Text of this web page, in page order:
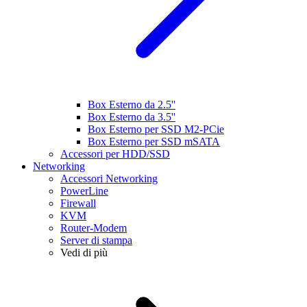
Box Esterno da 2.5''
Box Esterno da 3.5''
Box Esterno per SSD M2-PCie
Box Esterno per SSD mSATA
Accessori per HDD/SSD
Networking
Accessori Networking
PowerLine
Firewall
KVM
Router-Modem
Server di stampa
Vedi di più